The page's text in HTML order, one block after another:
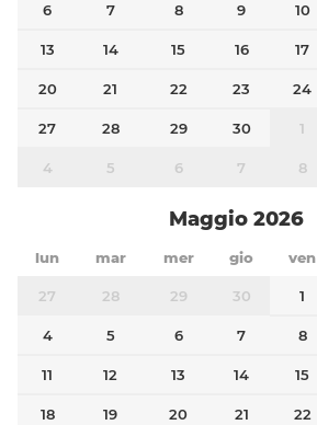
6 7 8 9 10
13 14 15 16 17
20 21 22 23 24
27 28 29 30 1
4 5 6 7 8
Maggio 2026
lun mar mer gio ven
27 28 29 30 1
4 5 6 7 8
11 12 13 14 15
18 19 20 21 22